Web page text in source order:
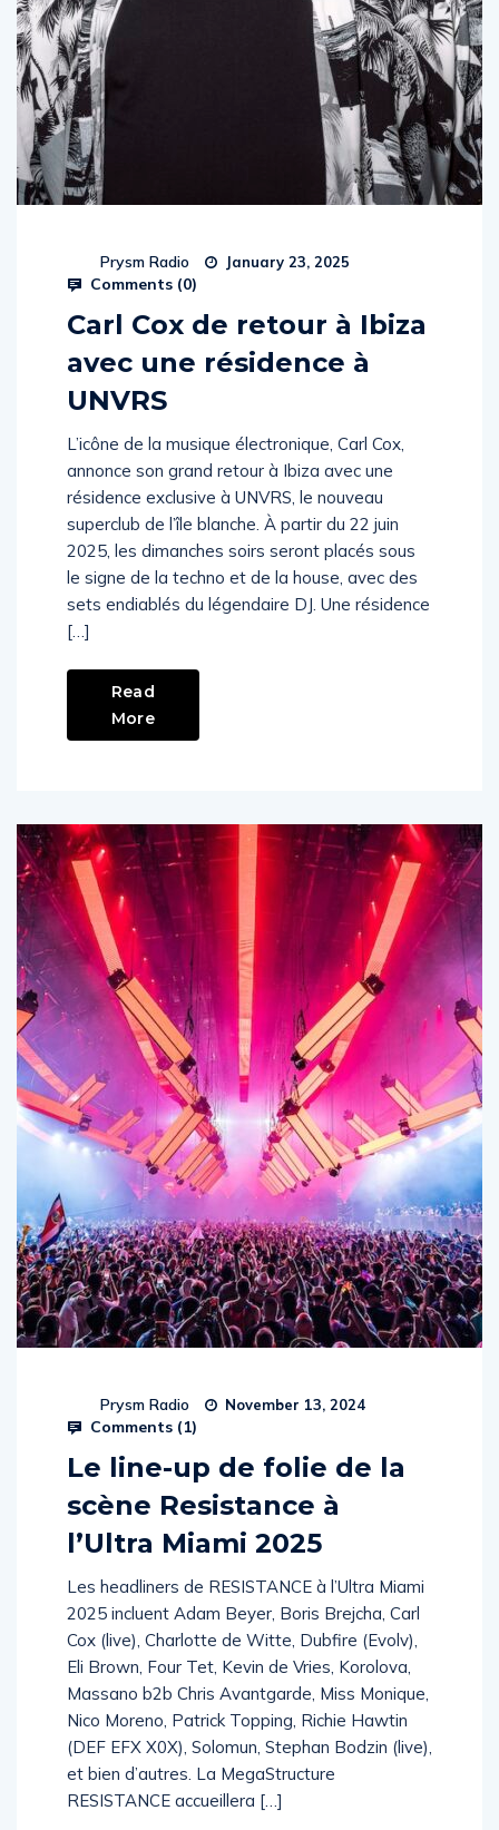
Prysm Radio January 23, 2025
Comments (0)
Carl Cox de retour à Ibiza
avec une résidence à
UNVRS
L’icône de la musique électronique, Carl Cox,
annonce son grand retour à Ibiza avec une
résidence exclusive à UNVRS, le nouveau
superclub de l’île blanche. À partir du 22 juin
2025, les dimanches soirs seront placés sous
le signe de la techno et de la house, avec des
sets endiablés du légendaire DJ. Une résidence
[…]
Read
More
Prysm Radio November 13, 2024
Comments (1)
Le line-up de folie de la
scène Resistance à
l’Ultra Miami 2025
Les headliners de RESISTANCE à l’Ultra Miami
2025 incluent Adam Beyer, Boris Brejcha, Carl
Cox (live), Charlotte de Witte, Dubfire (Evolv),
Eli Brown, Four Tet, Kevin de Vries, Korolova,
Massano b2b Chris Avantgarde, Miss Monique,
Nico Moreno, Patrick Topping, Richie Hawtin
(DEF EFX X0X), Solomun, Stephan Bodzin (live),
et bien d’autres. La MegaStructure
RESISTANCE accueillera […]